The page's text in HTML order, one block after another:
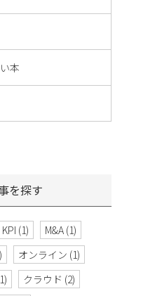
本
を探す
KPI (1) M&A (1)
オンライン (1)
クラウド (2)